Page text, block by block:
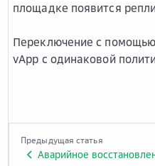
площадке появится
Переключение с
vApp с одинаковой
Предыдущая статья
Аварийное